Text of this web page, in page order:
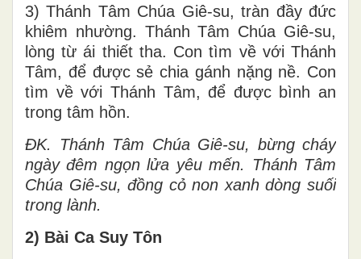
3) Thánh Tâm Chúa Giê-su, tràn đầy đức
khiêm nhường. Thánh Tâm Chúa Giê-su,
lòng từ ái thiết tha. Con tìm về với Thánh
Tâm, để được sẻ chia gánh nặng nề. Con
tìm về với Thánh Tâm, để được bình an
trong tâm hồn.
ĐK.
Thánh Tâm Chúa Giê-su, bừng cháy
ngày đêm ngọn lửa yêu mến. Thánh Tâm
Chúa Giê-su, đồng cỏ non xanh dòng suối
trong lành.
2) Bài Ca Suy Tôn